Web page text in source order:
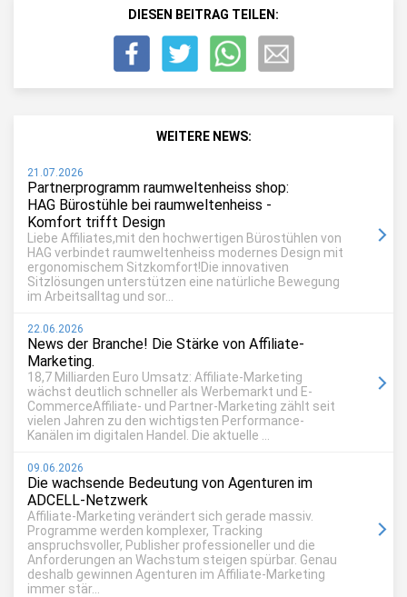
DIESEN BEITRAG TEILEN:
WEITERE NEWS:
21.07.2026
Partnerprogramm raumweltenheiss shop:
HAG Bürostühle bei raumweltenheiss -
Komfort trifft Design
Liebe Affiliates,mit den hochwertigen Bürostühlen von
HAG verbindet raumweltenheiss modernes Design mit
ergonomischem Sitzkomfort!Die innovativen
Sitzlösungen unterstützen eine natürliche Bewegung
im Arbeitsalltag und sor...
22.06.2026
News der Branche! Die Stärke von Affiliate-
Marketing.
18,7 Milliarden Euro Umsatz: Affiliate-Marketing
wächst deutlich schneller als Werbemarkt und E-
CommerceAffiliate- und Partner-Marketing zählt seit
vielen Jahren zu den wichtigsten Performance-
Kanälen im digitalen Handel. Die aktuelle ...
09.06.2026
Die wachsende Bedeutung von Agenturen im
ADCELL-Netzwerk
Affiliate-Marketing verändert sich gerade massiv.
Programme werden komplexer, Tracking
anspruchsvoller, Publisher professioneller und die
Anforderungen an Wachstum steigen spürbar. Genau
deshalb gewinnen Agenturen im Affiliate-Marketing
immer stär...